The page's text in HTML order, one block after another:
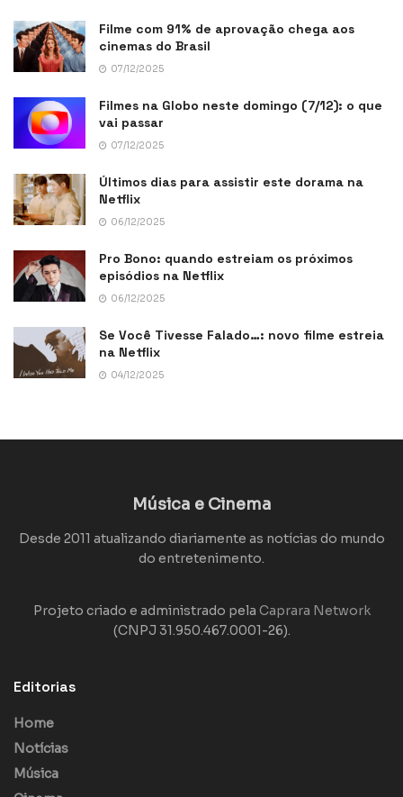
Filme com 91% de aprovação chega aos
cinemas do Brasil
07/12/2025
Filmes na Globo neste domingo (7/12): o que
vai passar
07/12/2025
Últimos dias para assistir este dorama na
Netflix
06/12/2025
Pro Bono: quando estreiam os próximos
episódios na Netflix
06/12/2025
Se Você Tivesse Falado…: novo filme estreia
na Netflix
04/12/2025
Música e Cinema
Desde 2011 atualizando diariamente as notícias do mundo
do entretenimento.
Projeto criado e administrado pela Caprara Network
(CNPJ 31.950.467.0001-26).
Editorias
Home
Notícias
Música